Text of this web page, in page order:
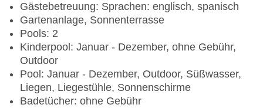
Gästebetreuung: Sprachen: englisch, spanisch
Gartenanlage, Sonnenterrasse
Pools: 2
Kinderpool: Januar - Dezember, ohne Gebühr,
Outdoor
Pool: Januar - Dezember, Outdoor, Süßwasser,
Liegen, Liegestühle, Sonnenschirme
Badetücher: ohne Gebühr